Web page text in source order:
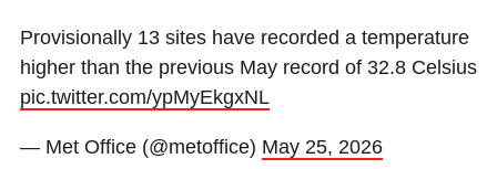
Provisionally 13 sites have recorded a temperature
higher than the previous May record of 32.8 Celsius
pic.twitter.com/ypMyEkgxNL
— Met Office (@metoffice) May 25, 2026